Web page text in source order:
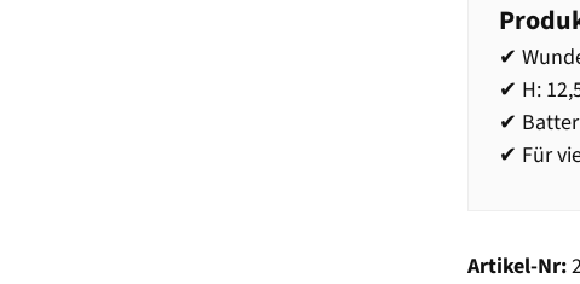
✔
✔ H:
✔
✔ Für
Artikel-Nr: